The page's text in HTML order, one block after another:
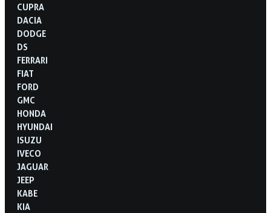
CUPRA
DACIA
DODGE
DS
FERRARI
FIAT
FORD
GMC
HONDA
HYUNDAI
ISUZU
IVECO
JAGUAR
JEEP
KABE
KIA